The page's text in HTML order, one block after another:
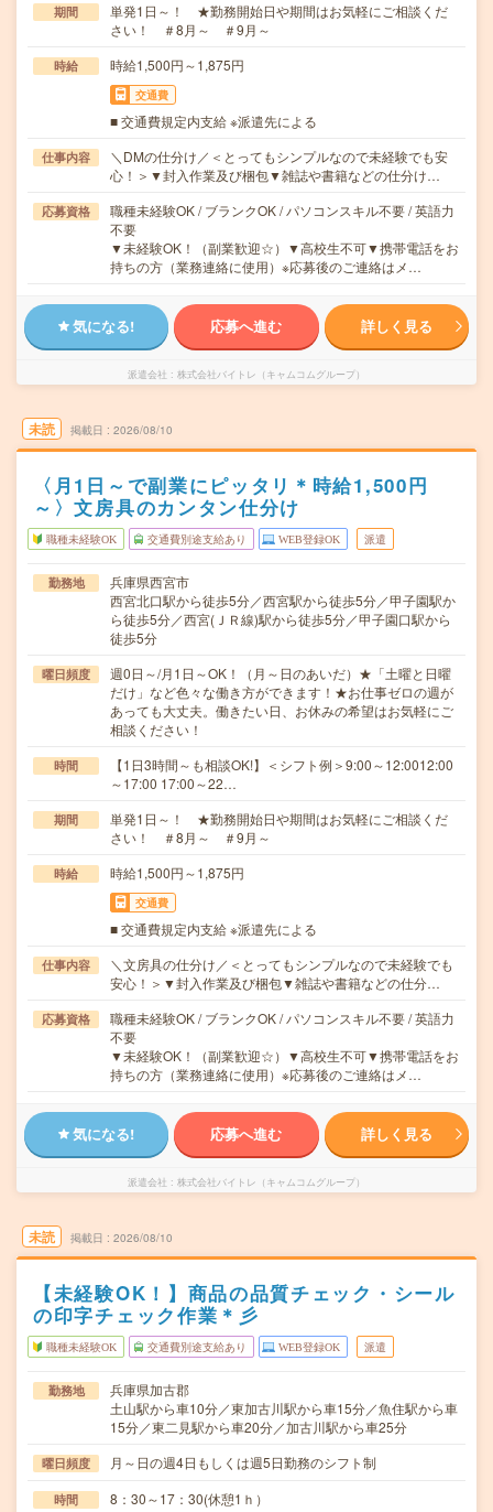
期間
単発1日～！ ★勤務開始日や期間はお気軽にご相談くだ
さい！ ＃8月～ ＃9月～
時給 時給1,500円～1,875円
交通費
■ 交通費規定内支給 ※派遣先による
仕事内容
＼DMの仕分け／＜とってもシンプルなので未経験でも安
心！＞▼封入作業及び梱包▼雑誌や書籍などの仕分け…
応募資格
職種未経験OK / ブランクOK / パソコンスキル不要 / 英語力
不要
▼未経験OK！（副業歓迎☆）▼高校生不可▼携帯電話をお
持ちの方（業務連絡に使用）※応募後のご連絡はメ…
気になる! 応募へ進む 詳しく見る
派遣会社 株式会社バイトレ（キャムコムグループ）
未読 掲載日 2026/08/10
〈月1日～で副業にピッタリ＊時給1,500円
～〉文房具のカンタン仕分け
職種未経験OK 交通費別途支給あり WEB登録OK 派遣
勤務地
兵庫県西宮市
西宮北口駅から徒歩5分／西宮駅から徒歩5分／甲子園駅か
ら徒歩5分／西宮(ＪＲ線)駅から徒歩5分／甲子園口駅から
徒歩5分
曜日頻度
週0日～/月1日～OK！（月～日のあいだ）★「土曜と日曜
だけ」など色々な働き方ができます！★お仕事ゼロの週が
あっても大丈夫。働きたい日、お休みの希望はお気軽にご
相談ください！
時間
【1日3時間～も相談OK!】＜シフト例＞9:00～12:0012:00
～17:00 17:00～22…
期間
単発1日～！ ★勤務開始日や期間はお気軽にご相談くだ
さい！ ＃8月～ ＃9月～
時給 時給1,500円～1,875円
交通費
■ 交通費規定内支給 ※派遣先による
仕事内容
＼文房具の仕分け／＜とってもシンプルなので未経験でも
安心！＞▼封入作業及び梱包▼雑誌や書籍などの仕分…
応募資格
職種未経験OK / ブランクOK / パソコンスキル不要 / 英語力
不要
▼未経験OK！（副業歓迎☆）▼高校生不可▼携帯電話をお
持ちの方（業務連絡に使用）※応募後のご連絡はメ…
気になる! 応募へ進む 詳しく見る
派遣会社 株式会社バイトレ（キャムコムグループ）
未読 掲載日 2026/08/10
【未経験OK！】商品の品質チェック・シール
の印字チェック作業＊彡
職種未経験OK 交通費別途支給あり WEB登録OK 派遣
勤務地
兵庫県加古郡
土山駅から車10分／東加古川駅から車15分／魚住駅から車
15分／東二見駅から車20分／加古川駅から車25分
曜日頻度 月～日の週4日もしくは週5日勤務のシフト制
時間 8：30～17：30(休憩1ｈ）